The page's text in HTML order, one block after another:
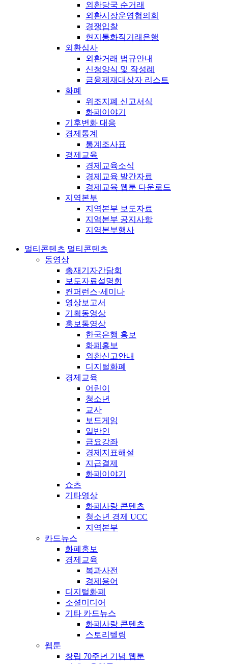
외환당국 순거래
외환시장운영협의회
경쟁입찰
현지통화직거래은행
외환심사
외환거래 법규안내
신청양식 및 작성례
금융제재대상자 리스트
화폐
위조지폐 신고서식
화폐이야기
기후변화 대응
경제통계
통계조사표
경제교육
경제교육소식
경제교육 발간자료
경제교육 웹툰 다운로드
지역본부
지역본부 보도자료
지역본부 공지사항
지역본부행사
멀티콘텐츠 멀티콘텐츠
동영상
총재기자간담회
보도자료설명회
컨퍼런스·세미나
영상보고서
기획동영상
홍보동영상
한국은행 홍보
화폐홍보
외환신고안내
디지털화폐
경제교육
어린이
청소년
교사
보드게임
일반인
금요강좌
경제지표해설
지급결제
화폐이야기
쇼츠
기타영상
화폐사랑 콘텐츠
청소년 경제 UCC
지역본부
카드뉴스
화폐홍보
경제교육
복과사전
경제용어
디지털화폐
소셜미디어
기타 카드뉴스
화폐사랑 콘텐츠
스토리텔링
웹툰
창립 70주년 기념 웹툰